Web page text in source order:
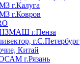
г.Калуга
г.Ковров
г.Пенза
г.С.Петербург
Китай
г.Рязань